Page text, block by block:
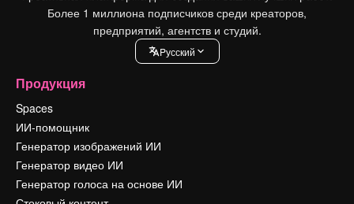
Более 1 миллиона подписчиков среди креаторов,
предприятий, агентств и студий.
Pусский
Продукция
Spaces
ИИ-помощник
Генератор изображений ИИ
Генератор видео ИИ
Генератор голоса на основе ИИ